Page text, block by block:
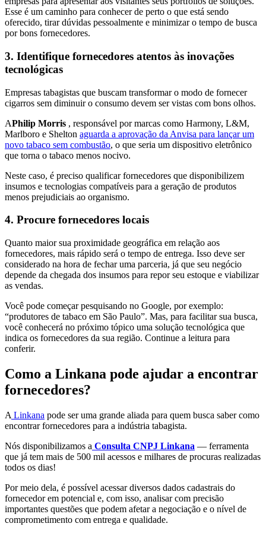
Esse é um caminho para conhecer de perto o que está sendo
oferecido, tirar dúvidas pessoalmente e minimizar o tempo de busca
por bons fornecedores.
3. Identifique fornecedores atentos às inovações
tecnológicas
Empresas tabagistas que buscam transformar o modo de fornecer
cigarros sem diminuir o consumo devem ser vistas com bons olhos.
APhilip Morris , responsável por marcas como Harmony, L&M,
Marlboro e Shelton aguarda a aprovação da Anvisa para lançar um
novo tabaco sem combustão, o que seria um dispositivo eletrônico
que torna o tabaco menos nocivo.
Neste caso, é preciso qualificar fornecedores que disponibilizem
insumos e tecnologias compatíveis para a geração de produtos
menos prejudiciais ao organismo.
4. Procure fornecedores locais
Quanto maior sua proximidade geográfica em relação aos
fornecedores, mais rápido será o tempo de entrega. Isso deve ser
considerado na hora de fechar uma parceria, já que seu negócio
depende da chegada dos insumos para repor seu estoque e viabilizar
as vendas.
Você pode começar pesquisando no Google, por exemplo:
“produtores de tabaco em São Paulo”. Mas, para facilitar sua busca,
você conhecerá no próximo tópico uma solução tecnológica que
indica os fornecedores da sua região. Continue a leitura para
conferir.
Como a Linkana pode ajudar a encontrar
fornecedores?
A Linkana pode ser uma grande aliada para quem busca saber como
encontrar fornecedores para a indústria tabagista.
Nós disponibilizamos a Consulta CNPJ Linkana — ferramenta
que já tem mais de 500 mil acessos e milhares de procuras realizadas
todos os dias!
Por meio dela, é possível acessar diversos dados cadastrais do
fornecedor em potencial e, com isso, analisar com precisão
importantes questões que podem afetar a negociação e o nível de
comprometimento com entrega e qualidade.